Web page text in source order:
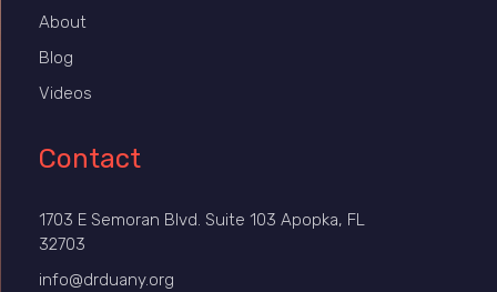
About
Blog
Videos
Contact
1703 E Semoran Blvd. Suite 103 Apopka, FL
32703
info@drduany.org